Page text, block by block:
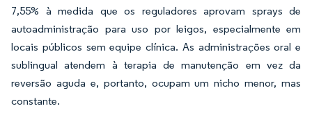
7,55% à medida que os reguladores aprovam sprays de
autoadministração para uso por leigos, especialmente em
locais públicos sem equipe clínica. As administrações oral e
sublingual atendem à terapia de manutenção em vez da
reversão aguda e, portanto, ocupam um nicho menor, mas
constante.